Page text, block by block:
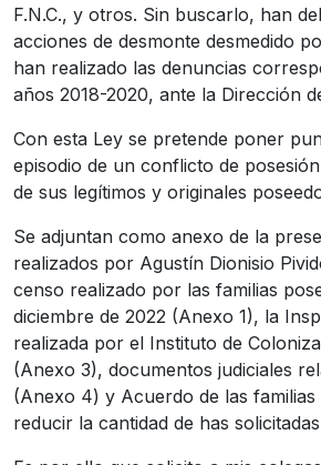
F.N.C., y otros. Sin buscarlo, han
acciones de desmonte desmedido
han realizado las denuncias
años 2018-2020, ante la Dirección
Con esta Ley se pretende poner
episodio de un conflicto de
de sus legítimos y originales
Se adjuntan como anexo de la
realizados por Agustín Dionisio
censo realizado por las familias
diciembre de 2022 (Anexo 1), la
realizada por el Instituto de
(Anexo 3), documentos judiciales
(Anexo 4) y Acuerdo de las
reducir la cantidad de has